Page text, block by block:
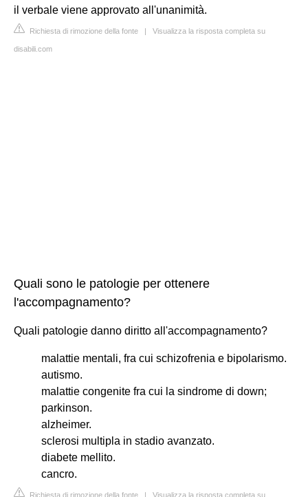
il verbale viene approvato all'unanimità.
Richiesta di rimozione della fonte | Visualizza la risposta completa su
disabili.com
Quali sono le patologie per ottenere
l'accompagnamento?
Quali patologie danno diritto all'accompagnamento?
malattie mentali, fra cui schizofrenia e bipolarismo.
autismo.
malattie congenite fra cui la sindrome di down;
parkinson.
alzheimer.
sclerosi multipla in stadio avanzato.
diabete mellito.
cancro.
Richiesta di rimozione della fonte | Visualizza la risposta completa su